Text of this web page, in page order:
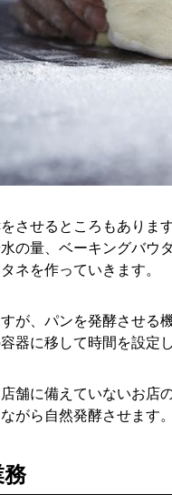
させるところもありま
の量、ベーキングバウ
ネを作っていきます。
が、パンを発酵させる
器に移して時間を設定
舗に備えていないお店
がら自然発酵させます。